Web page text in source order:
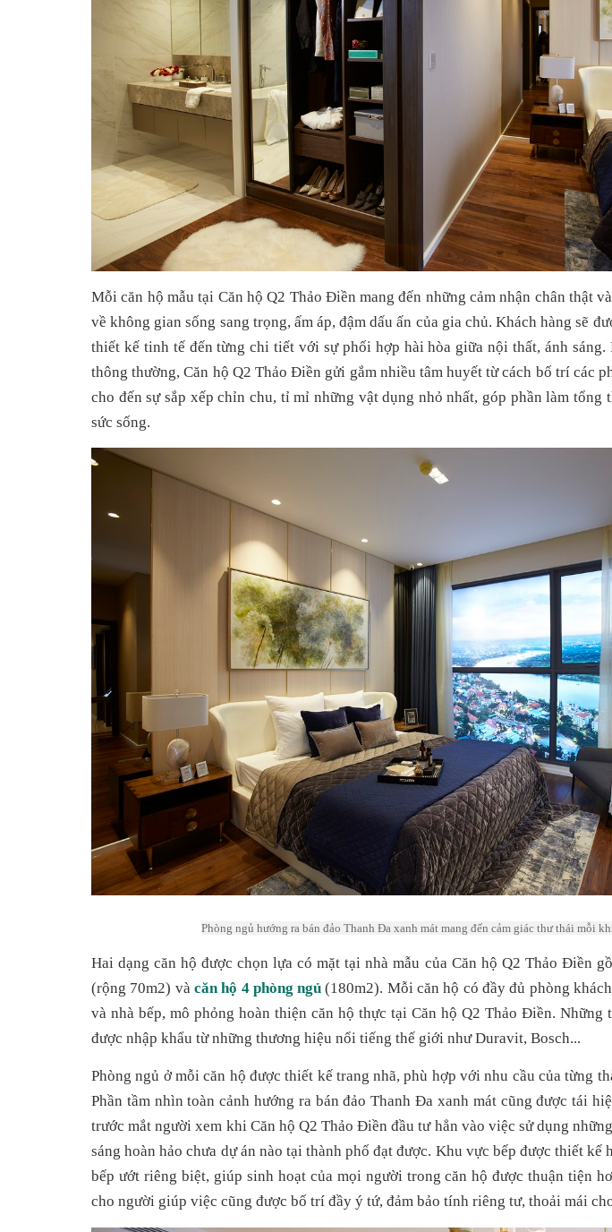
Mỗi căn hộ mẫu tại Căn hộ Q2 Thảo Điền mang đến những cảm nhận chân thật
về không gian sống sang trọng, ấm áp, đậm dấu ấn của gia chủ. Khách hàng sẽ
thiết kế tinh tế đến từng chi tiết với sự phối hợp hài hòa giữa nội thất, ánh sáng.
thông thường, Căn hộ Q2 Thảo Điền gửi gắm nhiều tâm huyết từ cách bố trí các
cho đến sự sắp xếp chỉn chu, tỉ mỉ những vật dụng nhỏ nhất, góp phần làm tổng
sức sống.
Phòng ngủ hướng ra bán đảo Thanh Đa xanh mát mang đến cảm giác thư thái mỗi
Hai dạng căn hộ được chọn lựa có mặt tại nhà mẫu của Căn hộ Q2 Thảo Điền
(rộng 70m2) và căn hộ 4 phòng ngủ (180m2). Mỗi căn hộ có đầy đủ phòng
và nhà bếp, mô phỏng hoàn thiện căn hộ thực tại Căn hộ Q2 Thảo Điền. Những
được nhập khẩu từ những thương hiệu nổi tiếng thế giới như Duravit, Bosch...
Phòng ngủ ở mỗi căn hộ được thiết kế trang nhã, phù hợp với nhu cầu của từng
Phần tầm nhìn toàn cảnh hướng ra bán đảo Thanh Đa xanh mát cũng được tái
trước mắt người xem khi Căn hộ Q2 Thảo Điền đầu tư hẳn vào việc sử dụng
sáng hoàn hảo chưa dự án nào tại thành phố đạt được. Khu vực bếp được thiết kế
bếp ướt riêng biệt, giúp sinh hoạt của mọi người trong căn hộ được thuận tiện
cho người giúp việc cũng được bố trí đầy ý tứ, đảm bảo tính riêng tư, thoải mái